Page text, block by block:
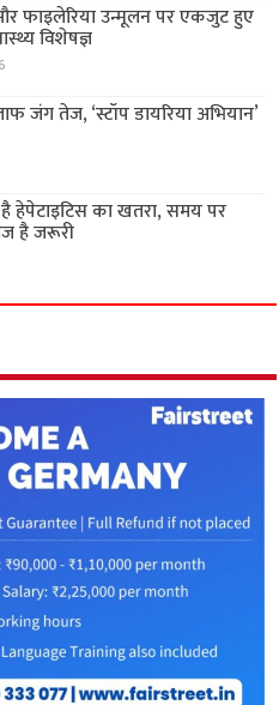
फाइलेरिया उन्मूलन पर एकजुट हुए
विशेषज्ञ
जंग तेज, ‘स्टॉप डायरिया अभियान’
हेपेटाइटिस का खतरा, समय पर
है जरूरी